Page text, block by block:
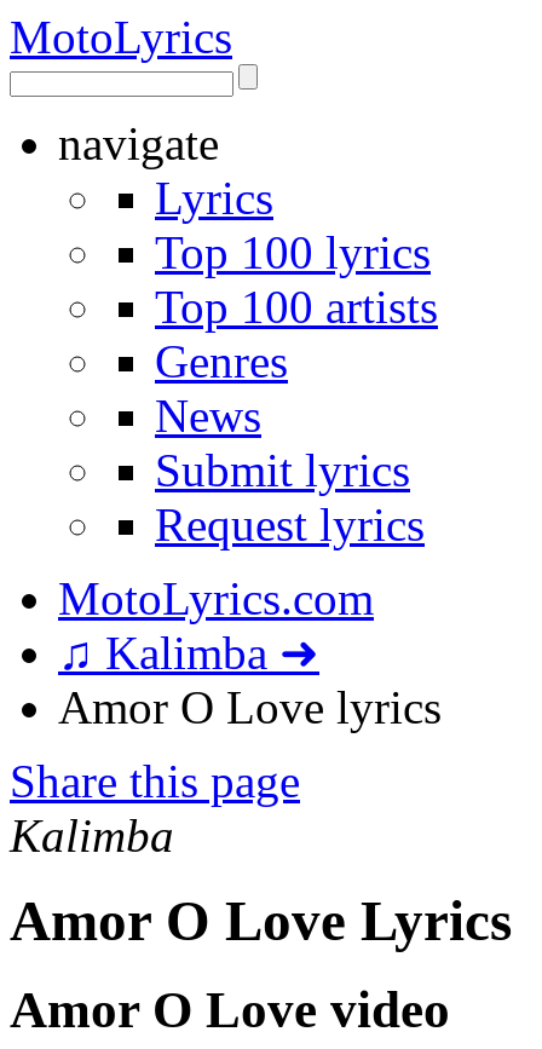
MotoLyrics
navigate
Lyrics
Top 100 lyrics
Top 100 artists
Genres
News
Submit lyrics
Request lyrics
MotoLyrics.com
♫ Kalimba ➜
Amor O Love lyrics
Share this page
Kalimba
Amor O Love Lyrics
Amor O Love video